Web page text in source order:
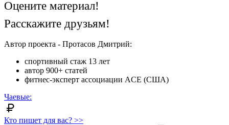
Оцените материал!
Расскажите друзьям!
Автор проекта - Протасов Дмитрий:
спортивный стаж 13 лет
автор 900+ статей
фитнес-эксперт ассоциации ACE (США)
Чаевые:
Кто пишет для вас? >>